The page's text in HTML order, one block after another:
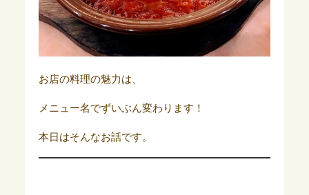
お店の料理の魅力は、
メニュー名でずいぶん変わります！
本日はそんなお話です。